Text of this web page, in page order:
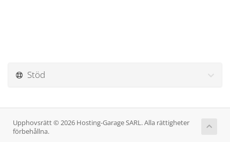
Stöd
Upphovsrätt © 2026 Hosting-Garage SARL. Alla rättigheter
förbehållna.